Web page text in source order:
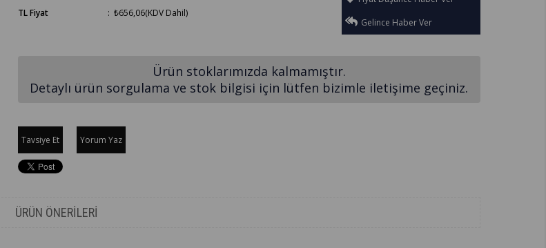
TL Fiyat : ₺656,06(KDV Dahil)
Gelince Haber Ver
Ürün stoklarımızda kalmamıştır.
Detaylı ürün sorgulama ve stok bilgisi için lütfen bizimle iletişime geçiniz.
Tavsiye Et Yorum Yaz
ÜRÜN ÖNERILERI